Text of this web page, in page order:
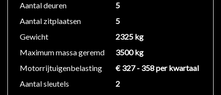
Aantal deuren
5
Aantal zitplaatsen
5
Gewicht
2325 kg
Maximum massa geremd
3500 kg
Motorrijtuigenbelasting
€ 327 - 358 per kwartaal
Aantal sleutels
2